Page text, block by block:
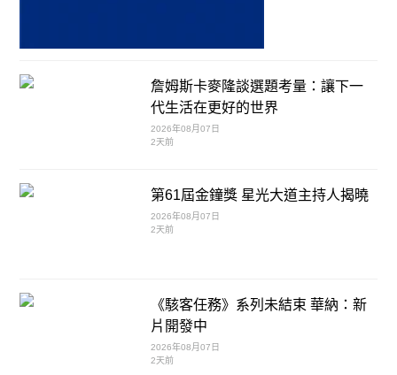
詹姆斯卡麥隆談選題考量：讓下一
代生活在更好的世界
2026年08月07日
2天前
第61屆金鐘獎 星光大道主持人揭曉
2026年08月07日
2天前
《駭客任務》系列未結束 華納：新
片開發中
2026年08月07日
2天前